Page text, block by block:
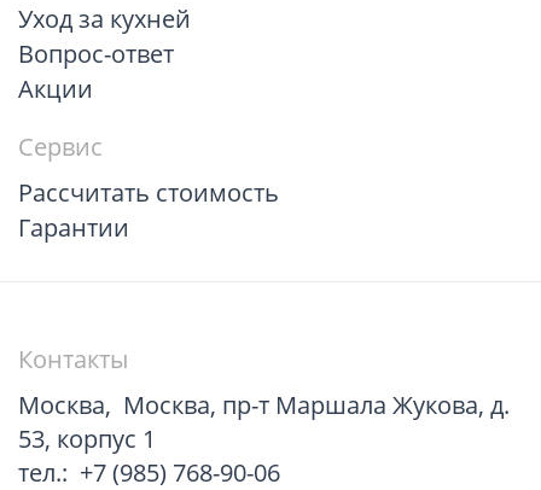
Уход за кухней
Вопрос-ответ
Акции
Сервис
Рассчитать стоимость
Гарантии
Контакты
Москва, Москва, пр-т Маршала Жукова, д.
53, корпус 1
тел.: +7 (985) 768-90-06